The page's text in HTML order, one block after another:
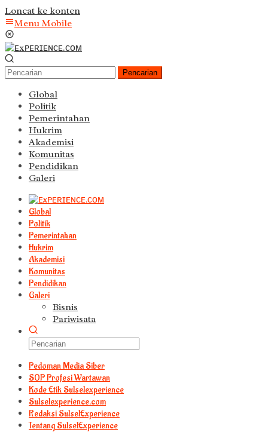
Loncat ke konten
Menu Mobile
Pencarian
Global
Politik
Pemerintahan
Hukrim
Akademisi
Komunitas
Pendidikan
Galeri
Global
Politik
Pemerintahan
Hukrim
Akademisi
Komunitas
Pendidikan
Galeri
Bisnis
Pariwisata
Pedoman Media Siber
S0P Profesi Wartawan
Kode Etik Sulselexperience
Sulselexperience.com
Redaksi SulselExperience
Tentang SulselExperience